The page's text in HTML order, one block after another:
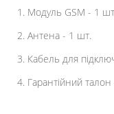
1. Модуль GSM - 1
2. Антена - 1 шт.
3. Кабель для
4. Гарантійний